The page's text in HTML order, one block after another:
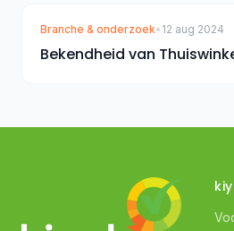
Branche & onderzoek• 12 aug 2024
Bekendheid van